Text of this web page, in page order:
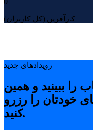
0
کارآفرین (کل کاربران)
رویدادهای جدید
را ببینید و همین
خودتان را رزرو
کنید.